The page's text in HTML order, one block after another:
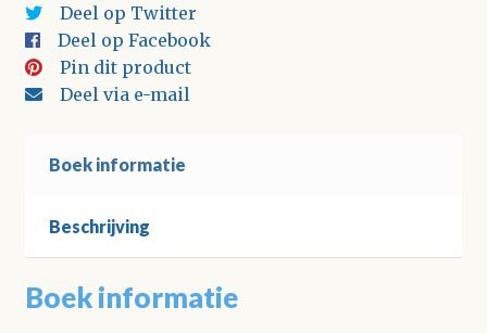
Deel op Twitter
Deel op Facebook
Pin dit product
Deel via e-mail
Boek informatie
Beschrijving
Boek informatie